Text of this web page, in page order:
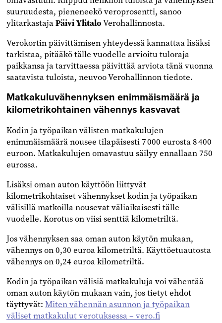
suuruudesta, pieneneekö veroprosentti, sanoo
ylitarkastajaPäivi YlitaloVerohallinnosta.
Verokortin päivittämisen yhteydessä kannattaa lisäksi
tarkistaa, pitääkö tälle vuodelle arvioitu tuloraja
paikkansa ja tarvittaessa päivittää arviota tänä vuonna
saatavista tuloista, neuvoo Verohallinnon tiedote.
Matkakuluvähennyksen enimmäismäärä ja
kilometrikohtainen vähennys kasvavat
Kodin ja työpaikan välisten matkakulujen
enimmäismäärä nousee tilapäisesti 7 000 eurosta 8 400
euroon. Matkakulujen omavastuu säilyy ennallaan 750
eurossa.
Lisäksi oman auton käyttöön liittyvät
kilometrikohtaiset vähennykset kodin ja työpaikan
välisillä matkoilla nousevat väliaikaisesti tälle
vuodelle. Korotus on viisi senttiä kilometriltä.
Jos vähennyksen saa oman auton käytön mukaan,
vähennys on 0,30 euroa kilometriltä. Käyttöetuautosta
vähennys on 0,24 euroa kilometriltä.
Kodin ja työpaikan välisiä matkakuluja voi vähentää
oman auton käytön mukaan vain, jos tietyt ehdot
täyttyvät: Miten vähennän asunnon ja työpaikan
väliset matkakulut verotuksessa – vero.fi